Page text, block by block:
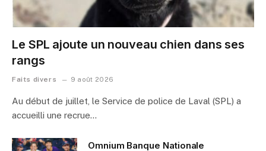
Le SPL ajoute un nouveau chien dans ses
rangs
Faits divers 9 août 2026
Au début de juillet, le Service de police de Laval (SPL) a
accueilli une recrue…
Omnium Banque Nationale